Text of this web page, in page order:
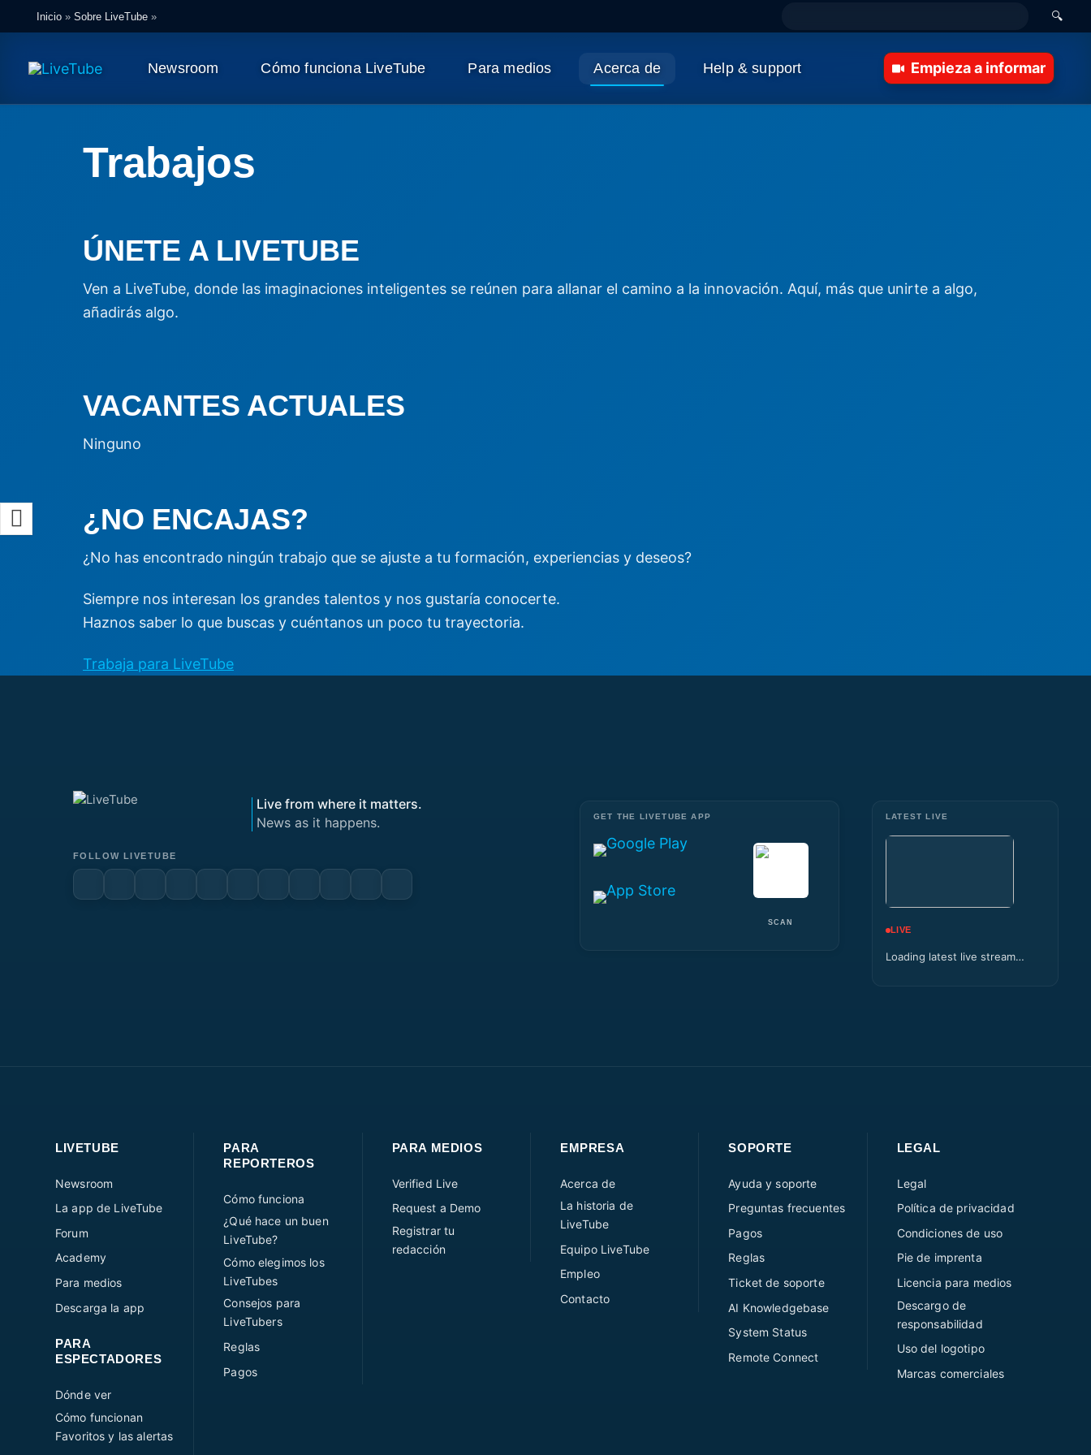
al
contenido
Inicio » Sobre LiveTube » 🔍
Newsroom Cómo funciona LiveTube Para medios Acerca de Help & support Empieza a informar
Trabajos
ÚNETE A LIVETUBE
Ven a LiveTube, donde las imaginaciones inteligentes se reúnen para allanar el camino a la innovación. Aquí, más que unirte a algo,
añadirás algo.
VACANTES ACTUALES
Ninguno
¿NO ENCAJAS?
¿No has encontrado ningún trabajo que se ajuste a tu formación, experiencias y deseos?
Siempre nos interesan los grandes talentos y nos gustaría conocerte.
Haznos saber lo que buscas y cuéntanos un poco tu trayectoria.
Trabaja para LiveTube
Live from where it matters.
News as it happens.
FOLLOW LIVETUBE
GET THE LIVETUBE APP
SCAN
LATEST LIVE
LIVE
Loading latest live stream…
LIVETUBE
Newsroom
La app de LiveTube
Forum
Academy
Para medios
Descarga la app
PARA
ESPECTADORES
Dónde ver
Cómo funcionan
Favoritos y las alertas
PARA
REPORTEROS
Cómo funciona
¿Qué hace un buen
LiveTube?
Cómo elegimos los
LiveTubes
Consejos para
LiveTubers
Reglas
Pagos
PARA MEDIOS
Verified Live
Request a Demo
Registrar tu
redacción
EMPRESA
Acerca de
La historia de
LiveTube
Equipo LiveTube
Empleo
Contacto
SOPORTE
Ayuda y soporte
Preguntas frecuentes
Pagos
Reglas
Ticket de soporte
AI Knowledgebase
System Status
Remote Connect
LEGAL
Legal
Política de privacidad
Condiciones de uso
Pie de imprenta
Licencia para medios
Descargo de
responsabilidad
Uso del logotipo
Marcas comerciales